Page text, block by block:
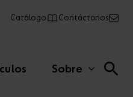
Catálogo Contáctanos
Sobre